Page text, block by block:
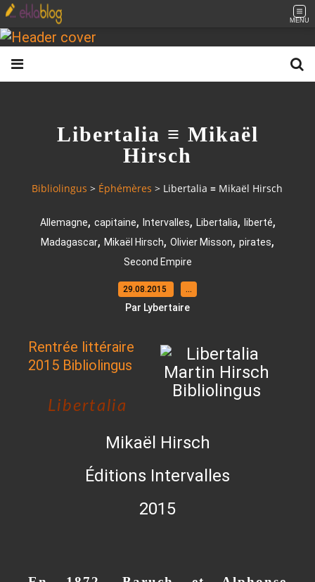
MENU
Libertalia ≡ Mikaël
Hirsch
Bibliolingus > Éphémères > Libertalia ≡ Mikaël Hirsch
Allemagne, capitaine, Intervalles, Libertalia, liberté,
Madagascar, Mikaël Hirsch, Olivier Misson, pirates,
Second Empire
29.08.2015 …
Par Lybertaire
Rentrée littéraire
2015 Bibliolingus
Libertalia
Mikaël Hirsch
Éditions Intervalles
2015